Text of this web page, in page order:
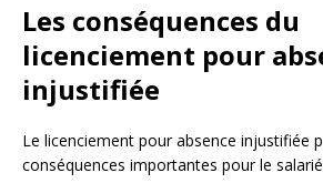
Les conséquences du
licenciement pour
injustifiée
Le licenciement pour absence injustifiée
conséquences importantes pour le